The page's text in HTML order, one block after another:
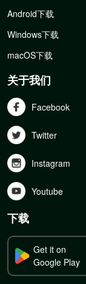
Android下载
Windows下载
macOS下载
关于我们
Facebook
Twitter
Instagram
Youtube
下载
Get it on
Google Play